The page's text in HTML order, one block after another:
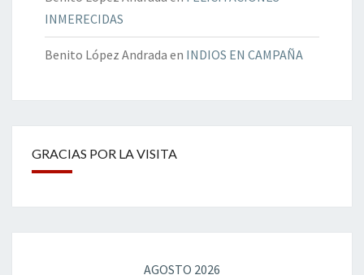
INMERECIDAS
Benito López Andrada en INDIOS EN CAMPAÑA
GRACIAS POR LA VISITA
AGOSTO 2026